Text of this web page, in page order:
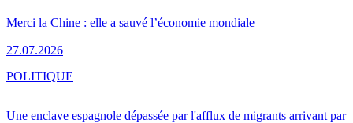
Merci la Chine : elle a sauvé l’économie mondiale
27.07.2026
Une enclave espagnole dépassée par l'afflux de migrants arrivant par
POLITIQUE